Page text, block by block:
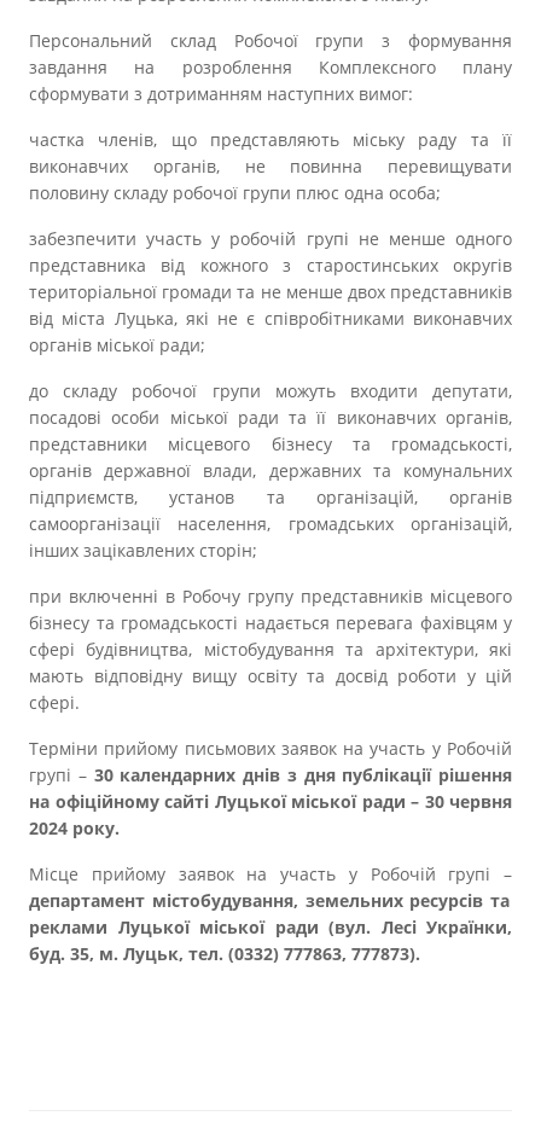
Персональний склад Робочої групи з формування
завдання на розроблення Комплексного плану
сформувати з дотриманням наступних вимог:
частка членів, що представляють міську раду та її
виконавчих органів, не повинна перевищувати
половину складу робочої групи плюс одна особа;
забезпечити участь у робочій групі не менше одного
представника від кожного з старостинських округів
територіальної громади та не менше двох представників
від міста Луцька, які не є співробітниками виконавчих
органів міської ради;
до складу робочої групи можуть входити депутати,
посадові особи міської ради та її виконавчих органів,
представники місцевого бізнесу та громадськості,
органів державної влади, державних та комунальних
підприємств, установ та організацій, органів
самоорганізації населення, громадських організацій,
інших зацікавлених сторін;
при включенні в Робочу групу представників місцевого
бізнесу та громадськості надається перевага фахівцям у
сфері будівництва, містобудування та архітектури, які
мають відповідну вищу освіту та досвід роботи у цій
сфері.
Терміни прийому письмових заявок на участь у Робочій
групі – 30 календарних днів з дня публікації рішення
на офіційному сайті Луцької міської ради – 30 червня
2024 року.
Місце прийому заявок на участь у Робочій групі –
департамент містобудування, земельних ресурсів та
реклами Луцької міської ради (вул. Лесі Українки,
буд. 35, м. Луцьк, тел. (0332) 777863, 777873).